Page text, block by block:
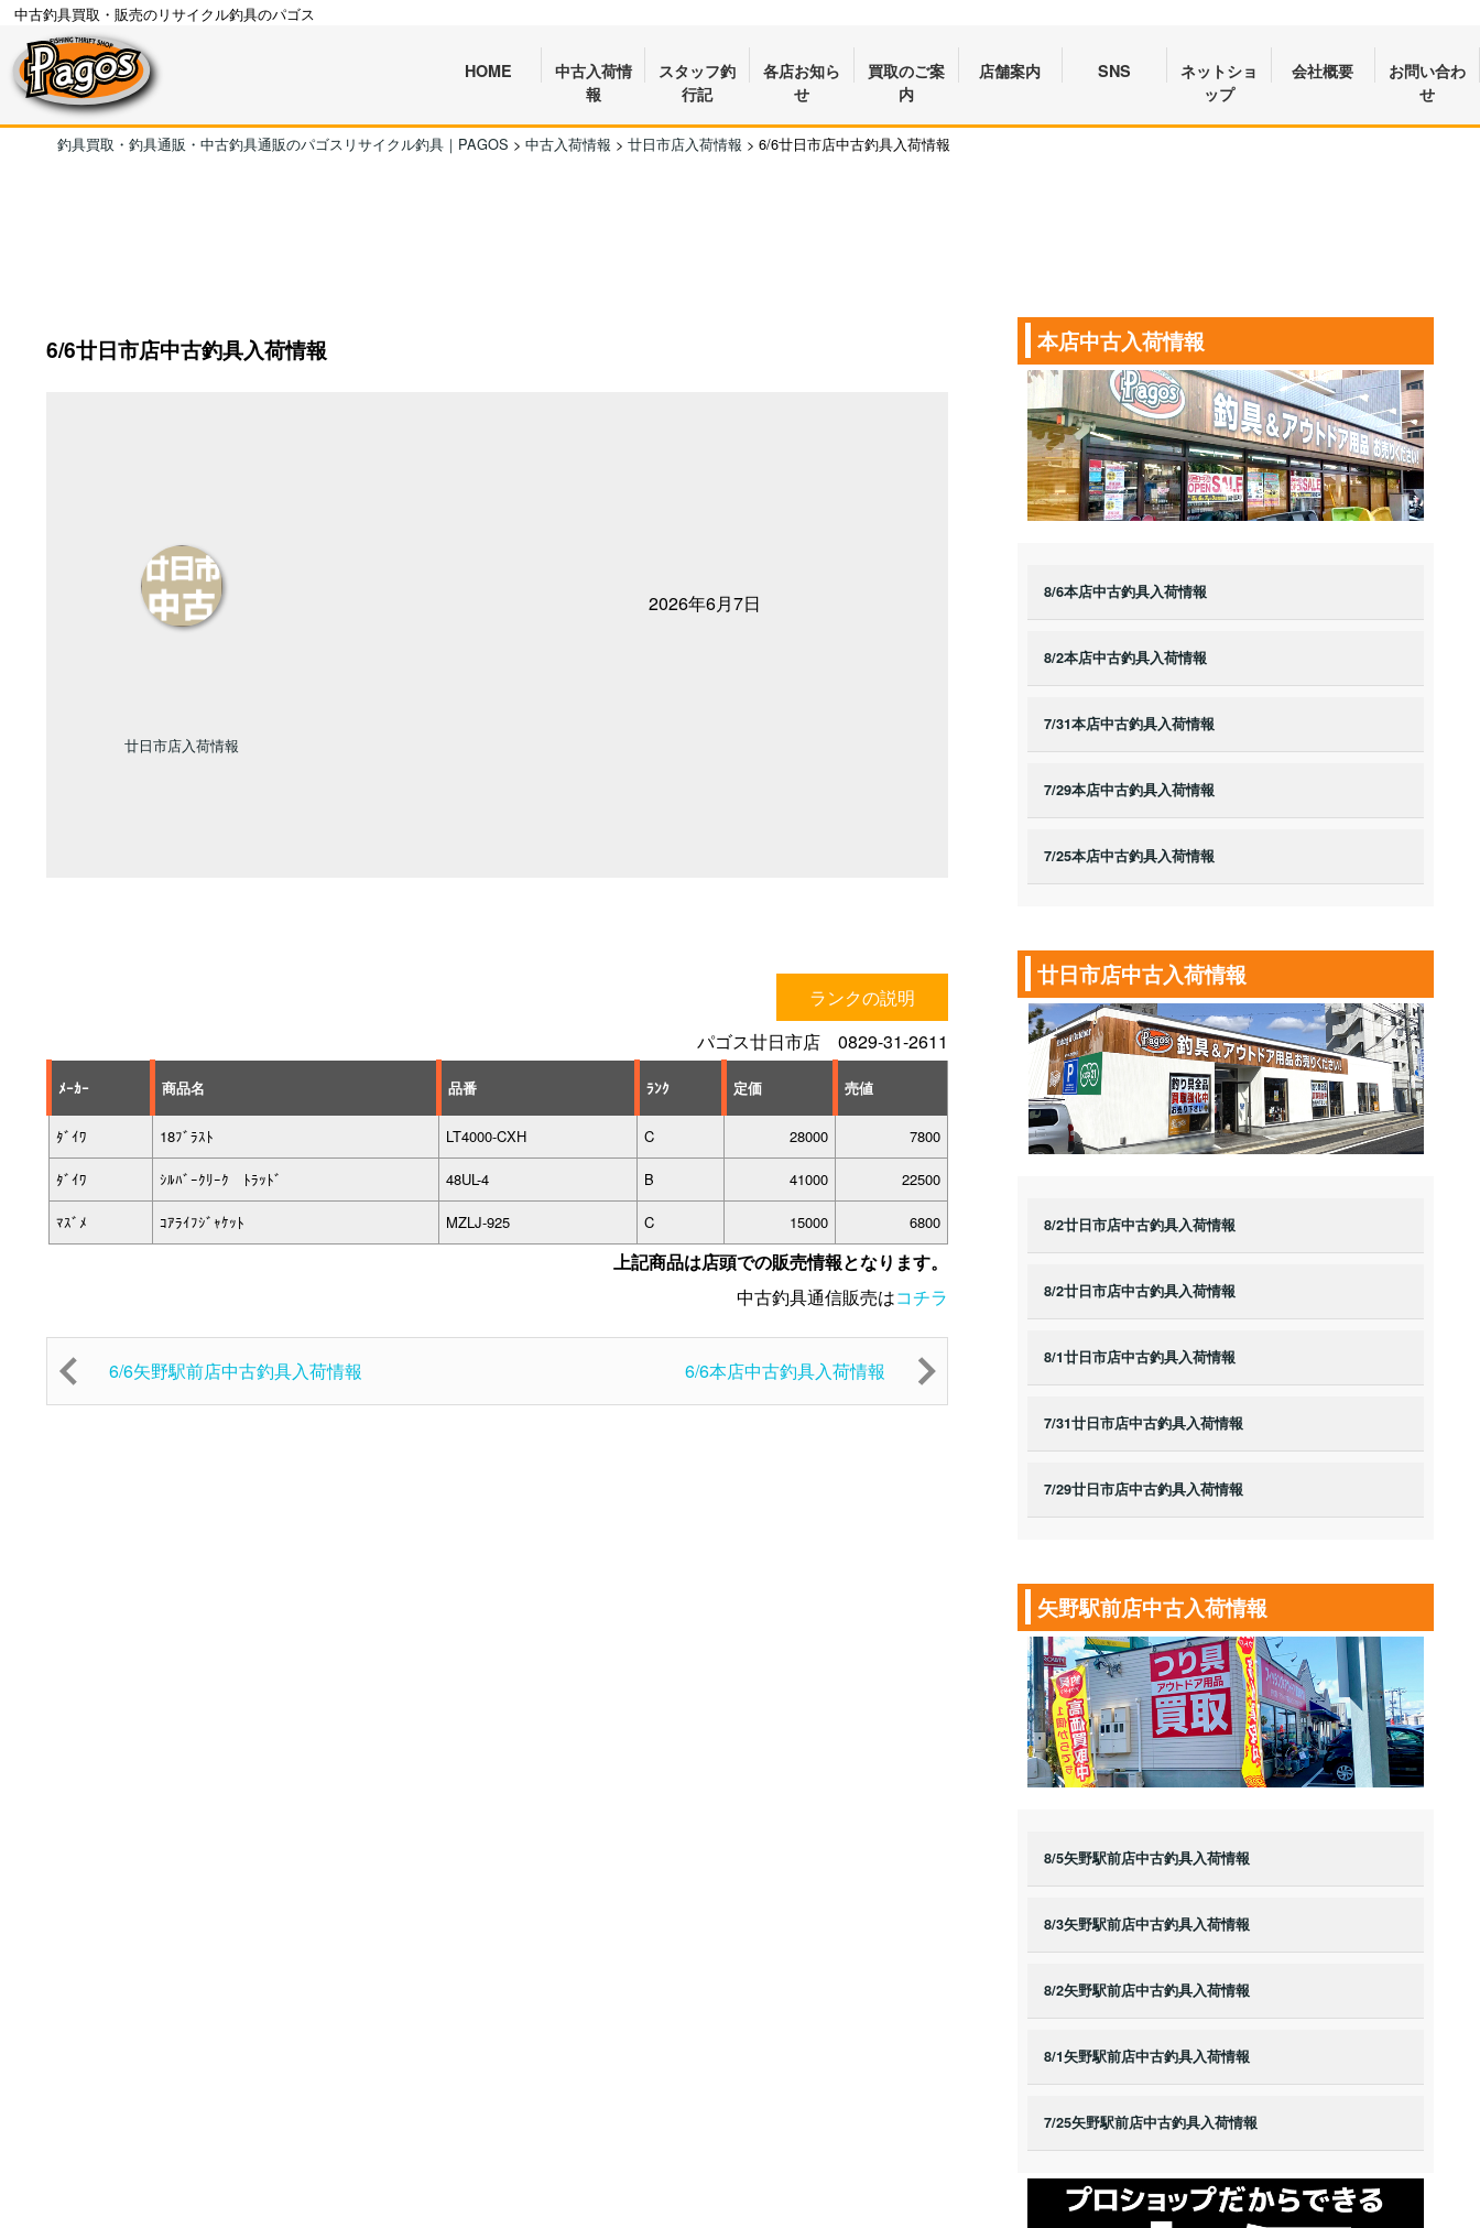
中古釣具買取・販売のリサイクル釣具のパゴス
HOME
中古入荷情
報
スタッフ釣
行記
各店お知ら
せ
買取のご案
内
店舗案内 SNS
ネットショ
ップ
会社概要
お問い合わ
せ
釣具買取・釣具通販・中古釣具通販のパゴスリサイクル釣具｜PAGOS > 中古入荷情報 > 廿日市店入荷情報 > 6/6廿日市店中古釣具入荷情報
6/6廿日市店中古釣具入荷情報
廿日市店入荷情報
2026年6月7日
ランクの説明
パゴス廿日市店 0829-31-2611
ﾒｰｶｰ 商品名 品番 ﾗﾝｸ 定価 売値
ﾀﾞｲﾜ 18ﾌﾞﾗｽﾄ LT4000-CXH C 28000 7800
ﾀﾞｲﾜ ｼﾙﾊﾞｰｸﾘｰｸ ﾄﾗｯﾄﾞ 48UL-4 B 41000 22500
ﾏｽﾞﾒ ｺｱﾗｲﾌｼﾞｬｹｯﾄ MZLJ-925 C 15000 6800
上記商品は店頭での販売情報となります。
中古釣具通信販売はコチラ
6/6矢野駅前店中古釣具入荷情報 6/6本店中古釣具入荷情報
本店中古入荷情報
8/6本店中古釣具入荷情報
8/2本店中古釣具入荷情報
7/31本店中古釣具入荷情報
7/29本店中古釣具入荷情報
7/25本店中古釣具入荷情報
廿日市店中古入荷情報
8/2廿日市店中古釣具入荷情報
8/2廿日市店中古釣具入荷情報
8/1廿日市店中古釣具入荷情報
7/31廿日市店中古釣具入荷情報
7/29廿日市店中古釣具入荷情報
矢野駅前店中古入荷情報
8/5矢野駅前店中古釣具入荷情報
8/3矢野駅前店中古釣具入荷情報
8/2矢野駅前店中古釣具入荷情報
8/1矢野駅前店中古釣具入荷情報
7/25矢野駅前店中古釣具入荷情報